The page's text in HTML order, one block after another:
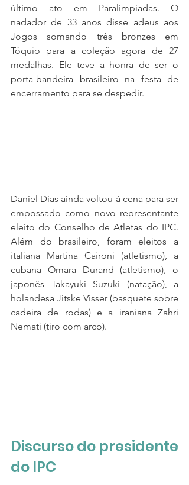
último ato em Paralimpíadas. O
nadador de 33 anos disse adeus aos
Jogos somando três bronzes em
Tóquio para a coleção agora de 27
medalhas. Ele teve a honra de ser o
porta-bandeira brasileiro na festa de
encerramento para se despedir.
Daniel Dias ainda voltou à cena para ser
empossado como novo representante
eleito do Conselho de Atletas do IPC.
Além do brasileiro, foram eleitos a
italiana Martina Caironi (atletismo), a
cubana Omara Durand (atletismo), o
japonês Takayuki Suzuki (natação), a
holandesa Jitske Visser (basquete sobre
cadeira de rodas) e a iraniana Zahri
Nemati (tiro com arco).
Discurso do presidente
do IPC